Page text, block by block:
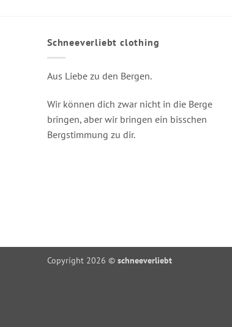
Schneeverliebt clothing
Aus Liebe zu den Bergen.
Wir können dich zwar nicht in die Berge
bringen, aber wir bringen ein bisschen
Bergstimmung zu dir.
Copyright 2026 © schneeverliebt